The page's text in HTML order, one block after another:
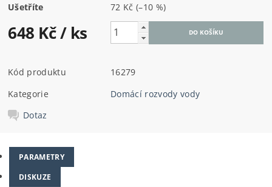
Ušetříte 72 Kč(–10 %)
648 Kč/ ks
Kód produktu
16279
Kategorie
Domácí rozvody vody
Dotaz
PARAMETRY
DISKUZE